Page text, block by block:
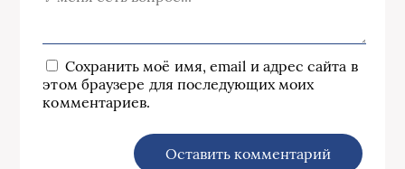
Сохранить моё имя, email и адрес сайта в
этом браузере для последующих моих
комментариев.